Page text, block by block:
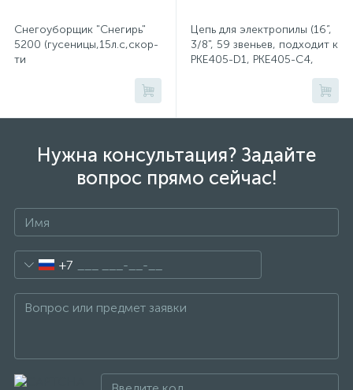
Снегоуборщик "Снегирь"
5200 (гусеницы,15л.с,скор-
ти
Цепь для электропилы (16”,
3/8", 59 звеньев, подходит к
PKE405-D1, PKE405-C4,
Нужна консультация? Задайте
вопрос прямо сейчас!
+7